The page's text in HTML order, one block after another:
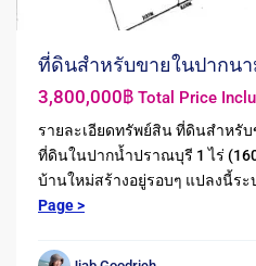
ที่ดินสำหรับขายในปากน
3,800,000฿ Total Price
รายละเอียดทรัพย์สิน ที่ดินสำหรั
ที่ดินในปากน้ำปราณบุรี 1 ไร่
บ้านใหม่สร้างอยู่รอบๆ แปลงนี้ระ
Page >